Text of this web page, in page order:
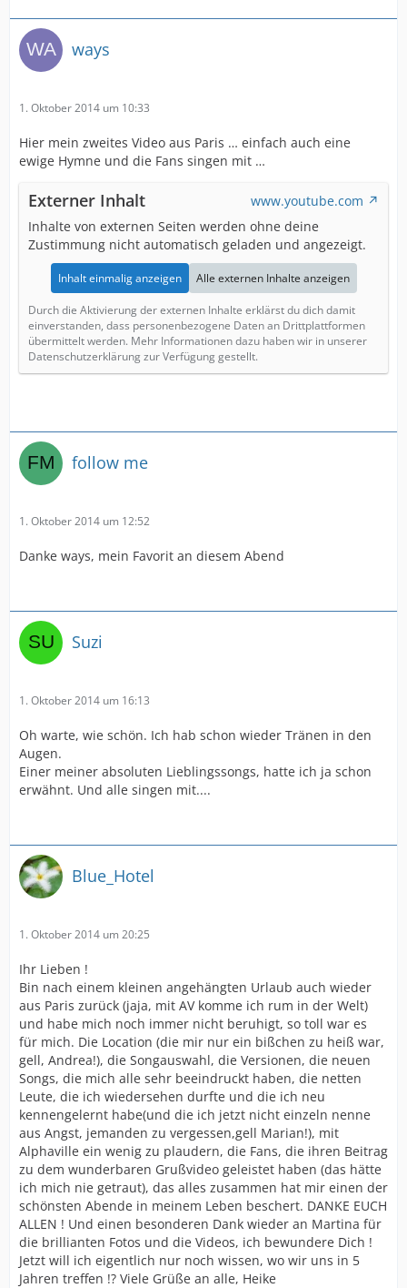
ways
1. Oktober 2014 um 10:33
Hier mein zweites Video aus Paris … einfach auch eine
ewige Hymne und die Fans singen mit …
Externer Inhalt
www.youtube.com
Inhalte von externen Seiten werden ohne deine
Zustimmung nicht automatisch geladen und angezeigt.
Inhalt einmalig anzeigen Alle externen Inhalte anzeigen
Durch die Aktivierung der externen Inhalte erklärst du dich damit
einverstanden, dass personenbezogene Daten an Drittplattformen
übermittelt werden. Mehr Informationen dazu haben wir in unserer
Datenschutzerklärung zur Verfügung gestellt.
follow me
1. Oktober 2014 um 12:52
Danke ways, mein Favorit an diesem Abend
Suzi
1. Oktober 2014 um 16:13
Oh warte, wie schön. Ich hab schon wieder Tränen in den
Augen.
Einer meiner absoluten Lieblingssongs, hatte ich ja schon
erwähnt. Und alle singen mit....
Blue_Hotel
1. Oktober 2014 um 20:25
Ihr Lieben !
Bin nach einem kleinen angehängten Urlaub auch wieder
aus Paris zurück (jaja, mit AV komme ich rum in der Welt)
und habe mich noch immer nicht beruhigt, so toll war es
für mich. Die Location (die mir nur ein bißchen zu heiß war,
gell, Andrea!), die Songauswahl, die Versionen, die neuen
Songs, die mich alle sehr beeindruckt haben, die netten
Leute, die ich wiedersehen durfte und die ich neu
kennengelernt habe(und die ich jetzt nicht einzeln nenne
aus Angst, jemanden zu vergessen,gell Marian!), mit
Alphaville ein wenig zu plaudern, die Fans, die ihren Beitrag
zu dem wunderbaren Grußvideo geleistet haben (das hätte
ich mich nie getraut), das alles zusammen hat mir einen der
schönsten Abende in meinem Leben beschert. DANKE EUCH
ALLEN ! Und einen besonderen Dank wieder an Martina für
die brillianten Fotos und die Videos, ich bewundere Dich !
Jetzt will ich eigentlich nur noch wissen, wo wir uns in 5
Jahren treffen !? Viele Grüße an alle, Heike